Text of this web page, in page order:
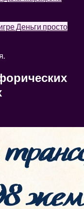
Деньги просто